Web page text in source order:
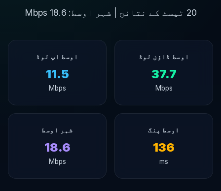
20 ٹیسٹ کے نتائج | شہر اوسط: 18.6 Mbps
اوسط ڈاؤن لوڈ
37.7
Mbps
اوسط اپ لوڈ
11.5
Mbps
اوسط پنگ
136
ms
شہر اوسط
18.6
Mbps